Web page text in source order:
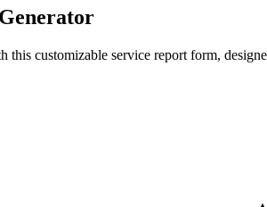
customizable service report form,